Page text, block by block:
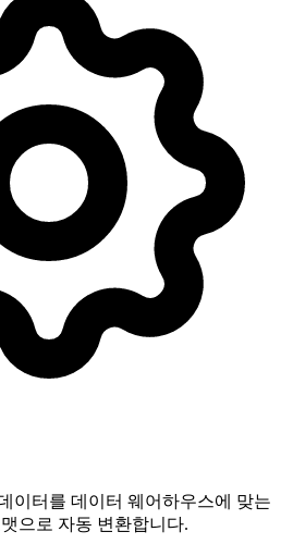
이터를 데이터 웨어하우스에 맞는
으로 자동 변환합니다.